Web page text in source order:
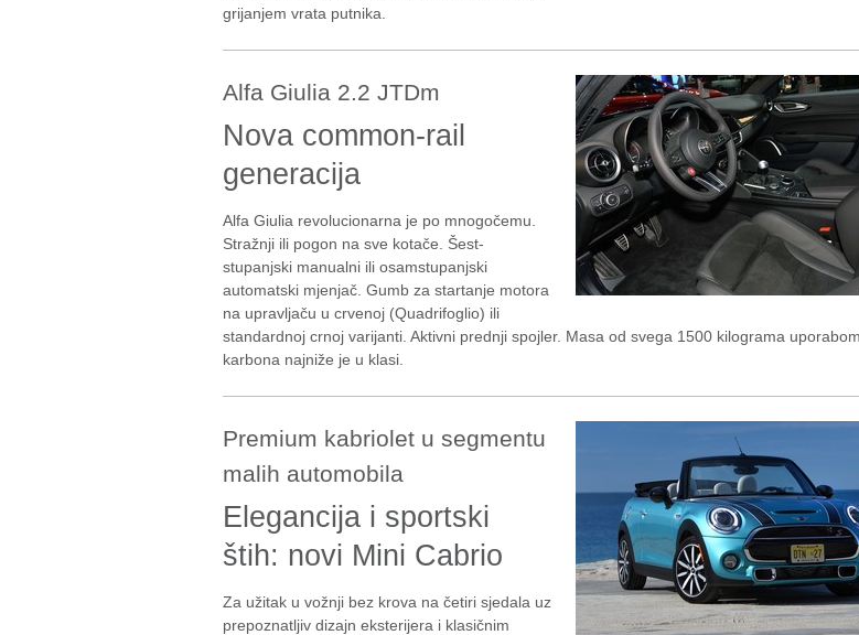
grijanjem vrata putnika.
Alfa Giulia 2.2 JTDm
Nova common-rail
generacija
Alfa Giulia revolucionarna je po mnogočemu.
Stražnji ili pogon na sve kotače. Šest-
stupanjski manualni ili osamstupanjski
automatski mjenjač. Gumb za startanje motora
na upravljaču u crvenoj (Quadrifoglio) ili
standardnoj crnoj varijanti. Aktivni prednji spojler. Masa od svega 1500 kilograma uporabom
karbona najniže je u klasi.
Premium kabriolet u segmentu
malih automobila
Elegancija i sportski
štih: novi Mini Cabrio
Za užitak u vožnji bez krova na četiri sjedala uz
prepoznatljiv dizajn eksterijera i klasičnim